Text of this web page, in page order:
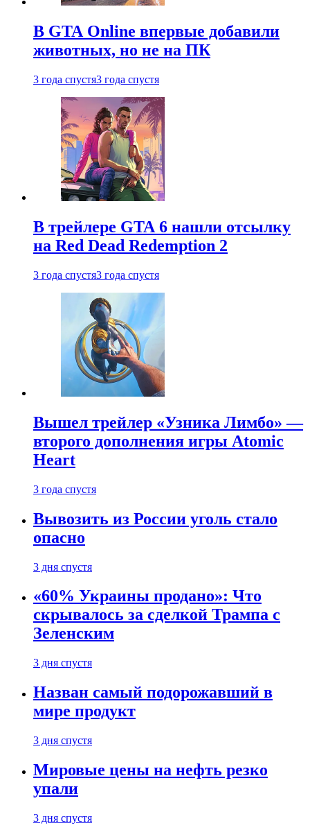
В GTA Online впервые добавили
животных, но не на ПК
3 года спустя3 года спустя
В трейлере GTA 6 нашли отсылку
на Red Dead Redemption 2
3 года спустя3 года спустя
Вышел трейлер «Узника Лимбо» —
второго дополнения игры Atomic
Heart
3 года спустя
Вывозить из России уголь стало
опасно
3 дня спустя
«60% Украины продано»: Что
скрывалось за сделкой Трампа с
Зеленским
3 дня спустя
Назван самый подорожавший в
мире продукт
3 дня спустя
Мировые цены на нефть резко
упали
3 дня спустя